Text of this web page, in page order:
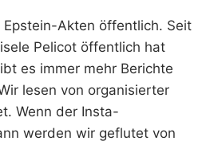
Epstein-Akten öffentlich. Seit
Pelicot öffentlich hat
es immer mehr Berichte
lesen von organisierter
Wenn der Insta-
werden wir geflutet von